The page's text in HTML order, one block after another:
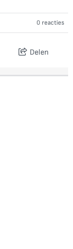
0 reacties
Delen